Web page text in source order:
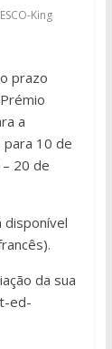
King
prazo
a
para 10 de
20 de
disponível
da sua
ed-